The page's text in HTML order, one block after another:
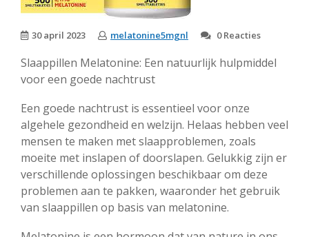
30 april 2023 melatonine5mgnl 0 Reacties
Slaappillen Melatonine: Een natuurlijk hulpmiddel
voor een goede nachtrust
Een goede nachtrust is essentieel voor onze
algehele gezondheid en welzijn. Helaas hebben veel
mensen te maken met slaapproblemen, zoals
moeite met inslapen of doorslapen. Gelukkig zijn er
verschillende oplossingen beschikbaar om deze
problemen aan te pakken, waaronder het gebruik
van slaappillen op basis van melatonine.